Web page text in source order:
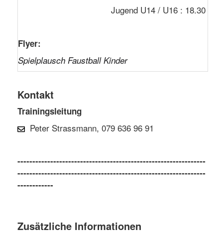
Jugend U14 / U16 : 18.30 -
Flyer:
Spielplausch Faustball Kinder
Kontakt
Trainingsleitung
Peter Strassmann, 079 636 96 91
---------------------------------------------------------------
---------------------------------------------------------------
------------
Zusätzliche Informationen